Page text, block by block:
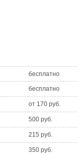
бесплатно
бесплатно
от 170 руб.
500 руб.
215 руб.
350 руб.